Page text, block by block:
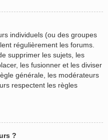
individuels (ou des groupes
régulièrement les forums.
supprimer les sujets, les
les fusionner et les diviser
générale, les modérateurs
respectent les règles
?